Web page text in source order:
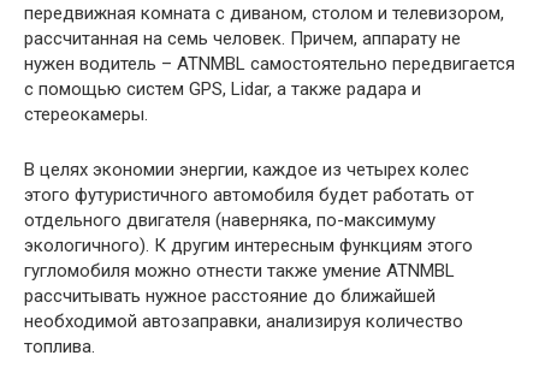
передвижная комната с диваном, столом и телевизором,
рассчитанная на семь человек. Причем, аппарату не
нужен водитель – ATNMBL самостоятельно передвигается
с помощью систем GPS, Lidar, а также радара и
стереокамеры.
В целях экономии энергии, каждое из четырех колес
этого футуристичного автомобиля будет работать от
отдельного двигателя (наверняка, по-максимуму
экологичного). К другим интересным функциям этого
гугломобиля можно отнести также умение ATNMBL
рассчитывать нужное расстояние до ближайшей
необходимой автозаправки, анализируя количество
топлива.